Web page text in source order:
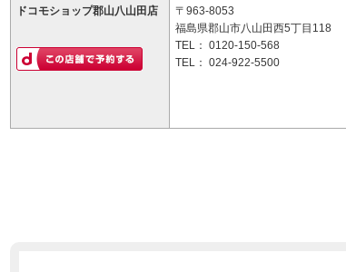
ドコモショップ郡山八山田店
〒963-8053
福島県郡山市八山田西5丁目118
TEL： 0120-150-568
TEL： 024-922-5500